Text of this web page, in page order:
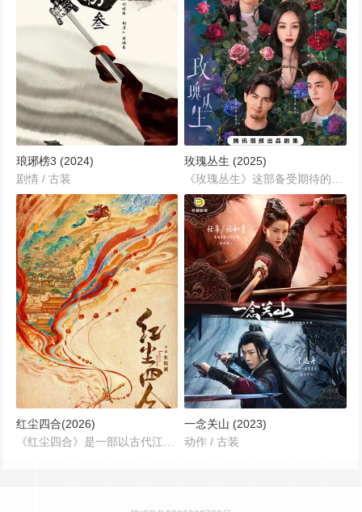
琅琊榜3 (2024)
剧情 / 古装
玫瑰丛生 (2025)
红尘四合(2026)
一念关山 (2023)
动作 / 古装